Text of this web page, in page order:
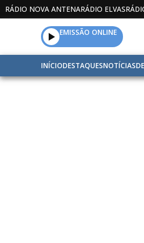
RÁDIO NOVA ANTENARÁDIO ELVAS
EMISSÃO ONLINE
INÍCIODESTAQUESNOTÍCIAS